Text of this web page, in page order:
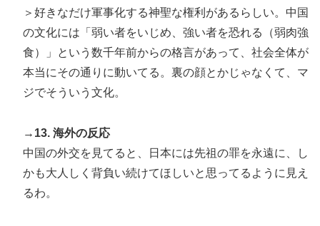
＞好きなだけ軍事化する神聖な権利があるらしい。中国
の文化には「弱い者をいじめ、強い者を恐れる（弱肉強
食）」という数千年前からの格言があって、社会全体が
本当にその通りに動いてる。裏の顔とかじゃなくて、マ
ジでそういう文化。
→13. 海外の反応
中国の外交を見てると、日本には先祖の罪を永遠に、し
かも大人しく背負い続けてほしいと思ってるように見え
るわ。